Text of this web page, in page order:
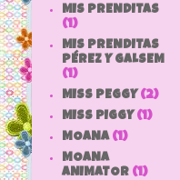
MIS PRENDITAS
(1)
MIS PRENDITAS
PÉREZ Y GALSEM
(1)
MISS PEGGY (2)
MISS PIGGY (1)
MOANA (1)
MOANA
ANIMATOR (1)